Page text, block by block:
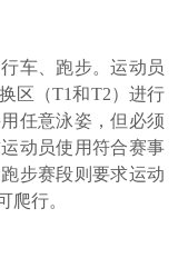
车、跑步。运动员
区（T1和T2）进行
任意泳姿，但必须
动员使用符合赛事
步赛段则要求运动
爬行。